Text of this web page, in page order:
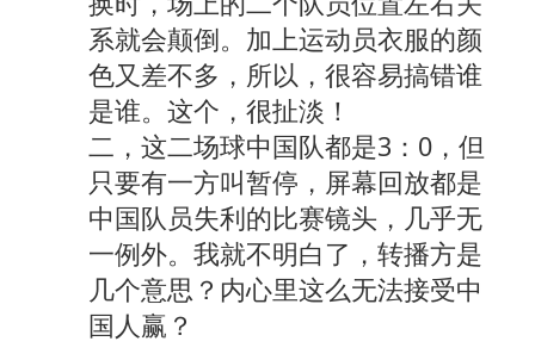
系就会颠倒。加上运动员衣服的颜
色又差不多，所以，很容易搞错谁
是谁。这个，很扯淡！
二，这二场球中国队都是3：0，但
只要有一方叫暂停，屏幕回放都是
中国队员失利的比赛镜头，几乎无
一例外。我就不明白了，转播方是
几个意思？内心里这么无法接受中
国人赢？